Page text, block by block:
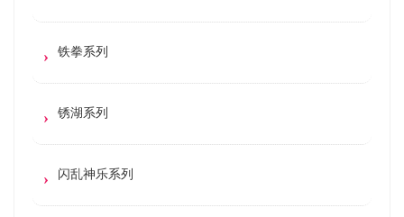
铁拳系列
锈湖系列
闪乱神乐系列